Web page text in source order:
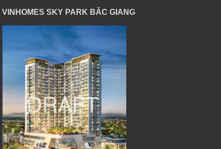
VINHOMES SKY PARK BĂC GIANG